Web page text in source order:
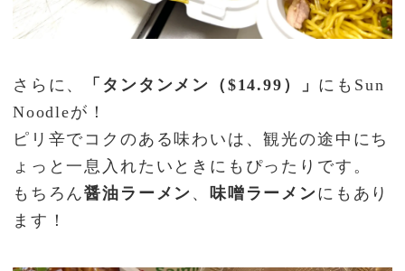
さらに、 「タンタンメン（$14.99）」 にもSun
Noodleが！
ピリ辛でコクのある味わいは、観光の途中にち
ょっと一息入れたいときにもぴったりです。
もちろん醤油ラーメン 、味噌ラーメンにもあり
ます！